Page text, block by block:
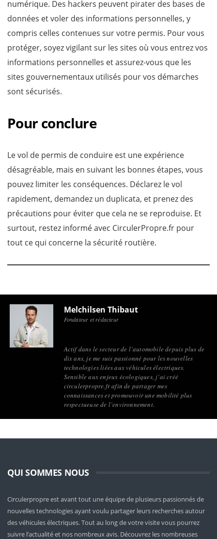
numérique. Des hackers peuvent pirater des bases de
données et voler des informations personnelles, y
compris celles contenues sur votre permis. Pour vous
protéger, soyez vigilant sur les sites où vous entrez vos
informations personnelles et assurez-vous que les
sites gouvernementaux utilisés pour vos démarches
sont sécurisés.
Pour conclure
Le vol de permis de conduire est une expérience
désagréable, mais en suivant les bonnes étapes, vous
pouvez limiter les conséquences. Déclarez le vol
rapidement, demandez un duplicata, et prenez des
précautions pour éviter que cela ne se reproduise. Et
surtout, restez informé avec CirculerPropre.fr pour
tout ce qui concerne la sécurité routière.
Melchilsen Thibaut
Fondateur et rédacteur
Actif dans le secteur de l’automobile depuis plus de
dix ans, je me suis passionné pour les nouvelles
technologies liées aux véhicules électriques.
Sensible aux enjeux écologiques, j’ai créé
circulerpropre.fr afin de partager mes
connaissances et promouvoir une mobilité plus
respectueuse de l’environnement.
QUI SOMMES NOUS
Circulerpropre est avant tout une équipe de plusieurs passionnés de
nouvelles technologies ayant voulu partager leurs recherches autour
des véhicules électriques. Tout au long de votre visite vous pourrez
suivre l’actualité et nos nombreux avis. Découvrez les nombreuses